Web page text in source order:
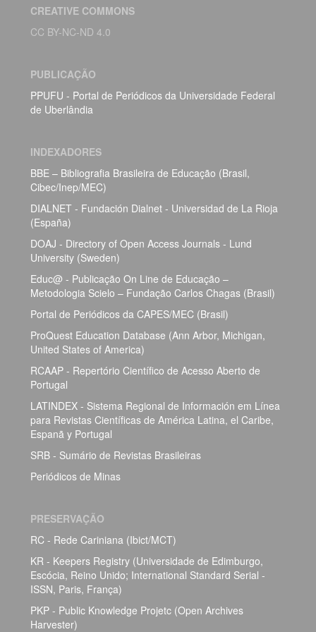
CREATIVE COMMONS
CC BY-NC-ND 4.0
PUBLICAÇÃO
PPUFU - Portal de Periódicos da Universidade Federal
de Uberlândia
INDEXADORES
BBE – Bibliografia Brasileira de Educação (Brasil,
Cibec/Inep/MEC)
DIALNET - Fundación Dialnet - Universidad de La Rioja
(España)
DOAJ - Directory of Open Access Journals - Lund
University (Sweden)
Educ@ - Publicação On Line de Educação –
Metodologia Scielo – Fundação Carlos Chagas (Brasil)
Portal de Periódicos da CAPES/MEC (Brasil)
ProQuest Education Database (Ann Arbor, Michigan,
United States of America)
RCAAP - Repertório Científico de Acesso Aberto de
Portugal
LATINDEX - Sistema Regional de Información em Línea
para Revistas Científicas de América Latina, el Caribe,
Espanã y Portugal
SRB - Sumário de Revistas Brasileiras
Periódicos de Minas
PRESERVAÇÃO
RC - Rede Cariniana (Ibict/MCT)
KR - Keepers Registry (Universidade de Edimburgo,
Escócia, Reino Unido; International Standard Serial -
ISSN, Paris, França)
PKP - Public Knowledge Projetc (Open Archives
Harvester)